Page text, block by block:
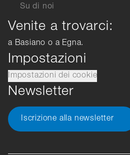
Su di noi
Venite a trovarci:
a Basiano o a Egna.
Impostazioni
Impostazioni dei cookie
Newsletter
Iscrizione alla newsletter